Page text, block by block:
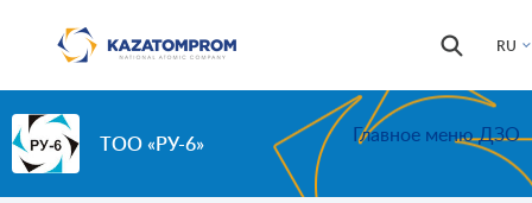
RU
Форма
Поиск
ТОО «РУ-6» Главное меню ДЗО